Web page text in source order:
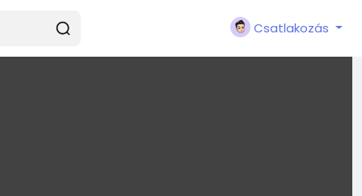
Csatlakozás